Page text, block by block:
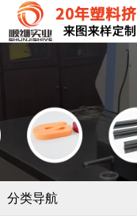
分类导航